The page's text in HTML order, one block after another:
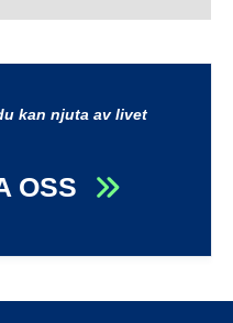
kan njuta av livet
OSS